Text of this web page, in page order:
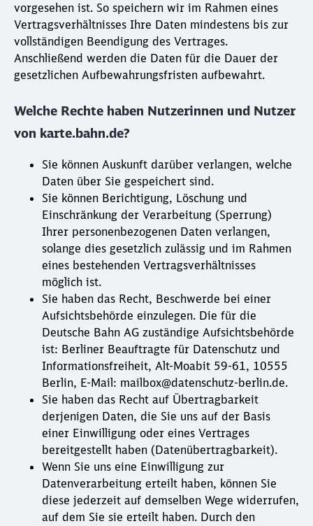
vorgesehen ist. So speichern wir im Rahmen eines
Vertragsverhältnisses Ihre Daten mindestens bis zur
vollständigen Beendigung des Vertrages.
Anschließend werden die Daten für die Dauer der
gesetzlichen Aufbewahrungsfristen aufbewahrt.
Welche Rechte haben Nutzerinnen und Nutzer
von karte.bahn.de?
Sie können Auskunft darüber verlangen, welche
Daten über Sie gespeichert sind.
Sie können Berichtigung, Löschung und
Einschränkung der Verarbeitung (Sperrung)
Ihrer personenbezogenen Daten verlangen,
solange dies gesetzlich zulässig und im Rahmen
eines bestehenden Vertragsverhältnisses
möglich ist.
Sie haben das Recht, Beschwerde bei einer
Aufsichtsbehörde einzulegen. Die für die
Deutsche Bahn AG zuständige Aufsichtsbehörde
ist: Berliner Beauftragte für Datenschutz und
Informationsfreiheit, Alt-Moabit 59-61, 10555
Berlin, E-Mail: mailbox@datenschutz-berlin.de.
Sie haben das Recht auf Übertragbarkeit
derjenigen Daten, die Sie uns auf der Basis
einer Einwilligung oder eines Vertrages
bereitgestellt haben (Datenübertragbarkeit).
Wenn Sie uns eine Einwilligung zur
Datenverarbeitung erteilt haben, können Sie
diese jederzeit auf demselben Wege widerrufen,
auf dem Sie sie erteilt haben. Durch den